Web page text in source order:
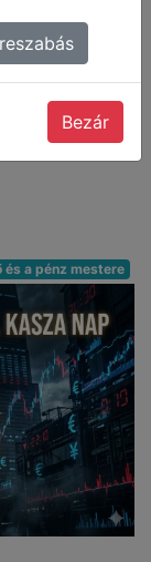
Bezár
a
és a pénz mestere